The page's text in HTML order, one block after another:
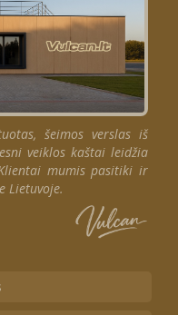
šeimos verslas iš
veiklos kaštai leidžia
mumis pasitiki ir
Lietuvoje.